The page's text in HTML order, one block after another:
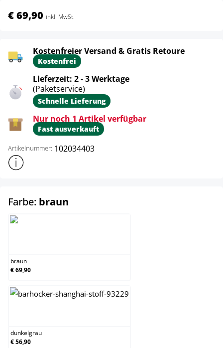
€ 69,90 inkl. MwSt.
Kostenfreier Versand & Gratis Retoure
Kostenfrei
Lieferzeit: 2 - 3 Werktage
(Paketservice)
Schnelle Lieferung
Nur noch 1 Artikel verfügbar
Fast ausverkauft
Artikelnummer: 102034403
Weitere Produktinformationen anzeigen
Farbe: braun
braun
€ 69,90
dunkelgrau
€ 56,90